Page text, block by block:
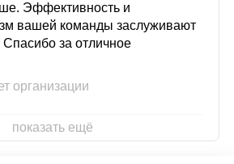
Эффективность и
вашей команды заслуживают
за отличное
организации
показать ещё